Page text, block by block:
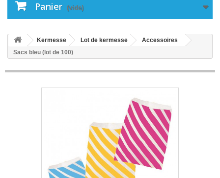
Panier (vide)
Kermesse Lot de kermesse
Accessoires
Sacs bleu (lot de 100)